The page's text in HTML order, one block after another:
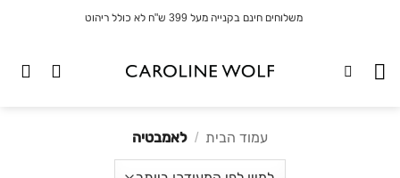
משלוחים חינם בקנייה מעל 399 ש"ח לא כולל ריהוט
עמוד הבית / לאמבטיה